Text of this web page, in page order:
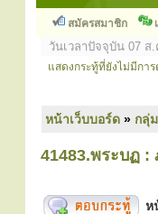
สมัครสมาชิก
วันเวลาปัจจุบัน 07 ส
แสดงกระทู้ที่ยังไม่มีกา
หน้าเว็บบอร์ด » กลุ่
41483.พระบฏ
ห